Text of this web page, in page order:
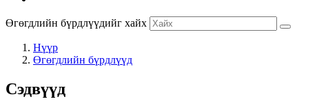
Өгөгдлийн бүрдлүүдийг хайх
Нүүр
Өгөгдлийн бүрдлүүд
Сэдвүүд